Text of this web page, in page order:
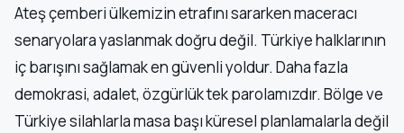
Ateş çemberi ülkemizin etrafını sararken maceracı
senaryolara yaslanmak doğru değil. Türkiye halklarının
iç barışını sağlamak en güvenli yoldur. Daha fazla
demokrasi, adalet, özgürlük tek parolamızdır. Bölge ve
Türkiye silahlarla masa başı küresel planlamalarla değil